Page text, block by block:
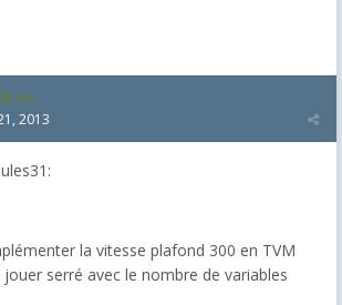
101
2013
la vitesse plafond 300 en TVM
serré avec le nombre de variables